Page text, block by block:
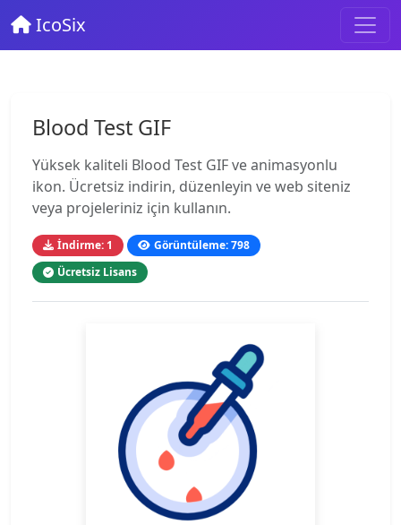
IcoSix
Blood Test GIF
Yüksek kaliteli Blood Test GIF ve animasyonlu
ikon. Ücretsiz indirin, düzenleyin ve web siteniz
veya projeleriniz için kullanın.
İndirme: 1
Görüntüleme: 798
Ücretsiz Lisans